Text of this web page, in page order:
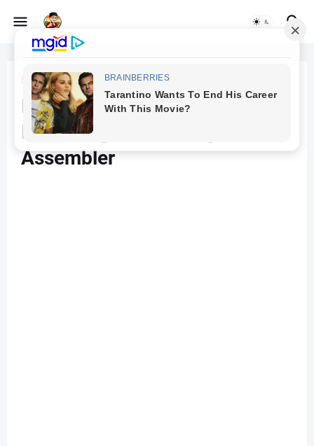
Beranda Assembler
Kelebihan Pemrograman Java
Dibandingkan Pemrograman
Assembler